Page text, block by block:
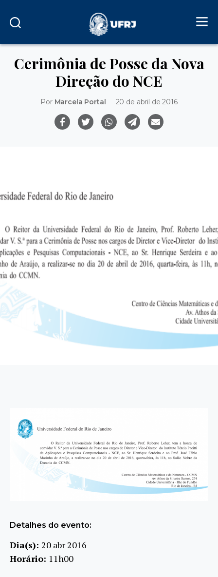
Cerimônia de Posse da Nova
Direção do NCE
Por Marcela Portal 20 de abril de 2016
Detalhes do evento:
Dia(s): 20 abr 2016
Horário: 11h00